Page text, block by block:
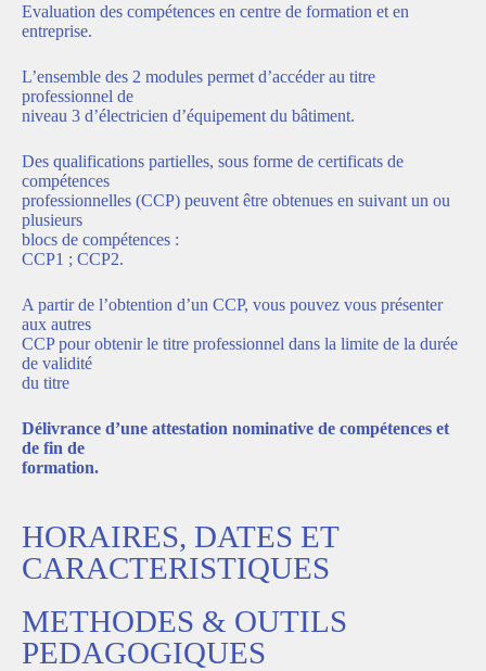
Evaluation des compétences en centre de formation et en
entreprise.
L’ensemble des 2 modules permet d’accéder au titre
professionnel de
niveau 3 d’électricien d’équipement du bâtiment.
Des qualifications partielles, sous forme de certificats de
compétences
professionnelles (CCP) peuvent être obtenues en suivant un ou
plusieurs
blocs de compétences :
CCP1 ; CCP2.
A partir de l’obtention d’un CCP, vous pouvez vous présenter
aux autres
CCP pour obtenir le titre professionnel dans la limite de la durée
de validité
du titre
Délivrance d’une attestation nominative de compétences et
de fin de
formation.
HORAIRES, DATES ET
CARACTERISTIQUES
METHODES & OUTILS
PEDAGOGIQUES